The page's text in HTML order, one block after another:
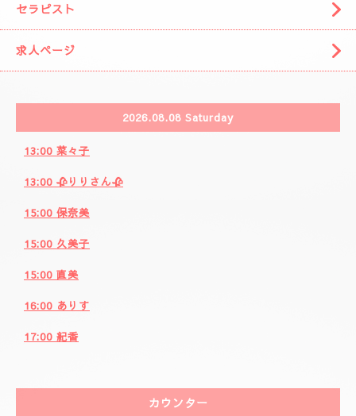
🩷りりさんのコース🩷
🌸ブログ🌸
🩷事前の空きお時間になります。🩷
ご注意事項
セラピスト